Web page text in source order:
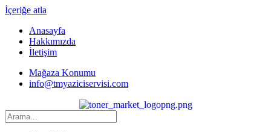
İçeriğe atla
Anasayfa
Hakkımızda
İletişim
Mağaza Konumu
info@tmyaziciservisi.com